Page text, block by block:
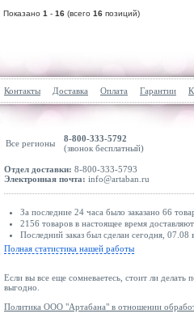
Показано 1 - 16 (всего 16 позиций)
Контакты Доставка Оплата Гарантии
Все регионы
8-800-333-5792
(звонок бесплатный)
Отдел доставки: 8-800-333-5793
Электронная почта: info@artaban.ru
За последние 24 часа было заказано 66
2156 товаров в настоящее время
Последний заказ был сделан сегодня,
Полная статистика нашей работы
Если вы все еще сомневаетесь, стоит ли делать
выгодно.
Политика ООО "Артабана" в отношении